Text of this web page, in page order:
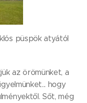
püspök atyától
az örömünket, a
hogy
Sőt, még